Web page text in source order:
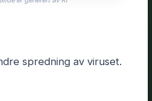
spredning av viruset.